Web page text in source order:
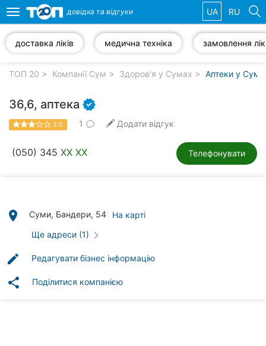
компанії
Приватні
Toggle
navigation
довідка та відгуки UA RU
доставка ліків медична техніка замовлення
ТОП 20 Компанії Сум Здоров'я у Сумах Аптеки у
36,6, аптека
3.0 1 Додати відгук
(050) 345 XX XX Телефонувати
place Суми, Бандери, 54
На карті
Ще адреси (1)
edit Редагувати бізнес інформацію
share Поділитися компанією